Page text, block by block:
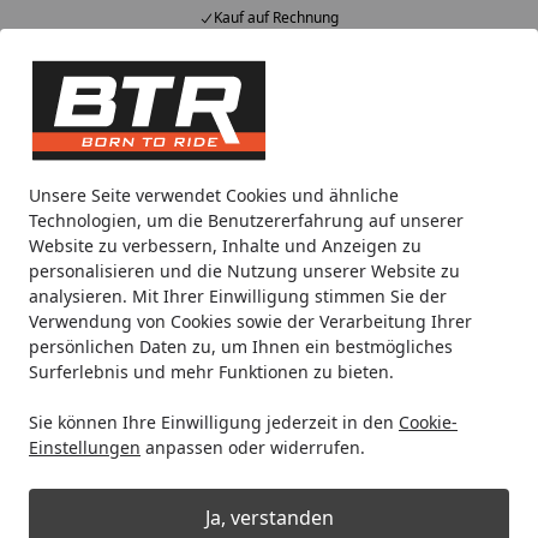
Unsere Seite verwendet Cookies und ähnliche
Technologien, um die Benutzererfahrung auf unserer
Website zu verbessern, Inhalte und Anzeigen zu
personalisieren und die Nutzung unserer Website zu
analysieren. Mit Ihrer Einwilligung stimmen Sie der
Verwendung von Cookies sowie der Verarbeitung Ihrer
persönlichen Daten zu, um Ihnen ein bestmögliches
Surferlebnis und mehr Funktionen zu bieten.
Sie können Ihre Einwilligung jederzeit in den Cookie-
Einstellungen anpassen oder widerrufen.
Ja, verstanden
Kauf auf Rechnung
Alle Produkte
Mein Konto
Suchen
Noch 1 Tag und 3 Stunden
Spare bis zu 35% auf EVOLIFT® Zentralständer
von BTR!
Startseite
Motorradteile & Ersatzteile Bremsen Bremsbeläge
Brembo Bremsbelag Modell 07HO57
mit ABE